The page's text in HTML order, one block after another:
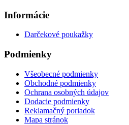
Informácie
Darčekové poukažky
Podmienky
Všeobecné podmienky
Obchodné podmienky
Ochrana osobných údajov
Dodacie podmienky
Reklamačný poriadok
Mapa stránok